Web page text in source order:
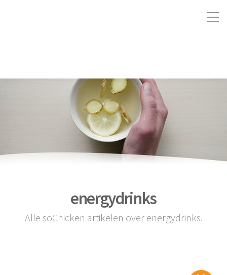
energydrinks
Alle soChicken artikelen over energydrinks.